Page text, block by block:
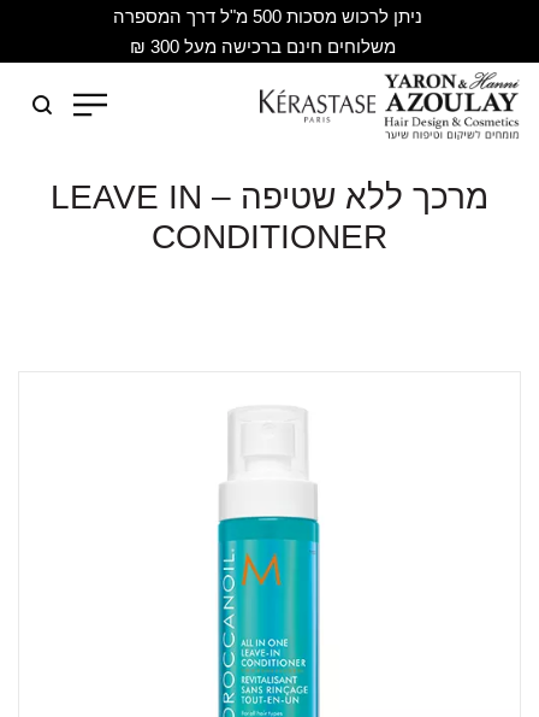
ניתן לרכוש מסכות 500 מ"ל דרך המספרה
משלוחים חינם ברכישה מעל 300 ₪
מרכך ללא שטיפה – LEAVE IN
CONDITIONER